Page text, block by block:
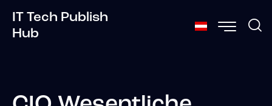
IT Tech Publish
Hub